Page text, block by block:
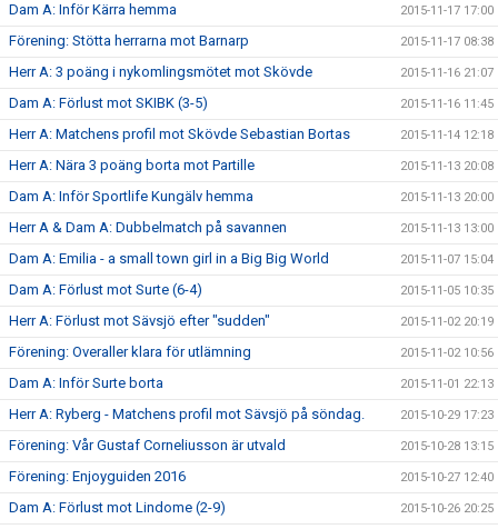
Dam A: Inför Kärra hemma 2015-11-17 17:00
Förening: Stötta herrarna mot Barnarp 2015-11-17 08:38
Herr A: 3 poäng i nykomlingsmötet mot Skövde 2015-11-16 21:07
Dam A: Förlust mot SKIBK (3-5) 2015-11-16 11:45
Herr A: Matchens profil mot Skövde Sebastian Bortas 2015-11-14 12:18
Herr A: Nära 3 poäng borta mot Partille 2015-11-13 20:08
Dam A: Inför Sportlife Kungälv hemma 2015-11-13 20:00
Herr A & Dam A: Dubbelmatch på savannen 2015-11-13 13:00
Dam A: Emilia - a small town girl in a Big Big World 2015-11-07 15:04
Dam A: Förlust mot Surte (6-4) 2015-11-05 10:35
Herr A: Förlust mot Sävsjö efter "sudden" 2015-11-02 20:19
Förening: Overaller klara för utlämning 2015-11-02 10:56
Dam A: Inför Surte borta 2015-11-01 22:13
Herr A: Ryberg - Matchens profil mot Sävsjö på söndag. 2015-10-29 17:23
Förening: Vår Gustaf Corneliusson är utvald 2015-10-28 13:15
Förening: Enjoyguiden 2016 2015-10-27 12:40
Dam A: Förlust mot Lindome (2-9) 2015-10-26 20:25